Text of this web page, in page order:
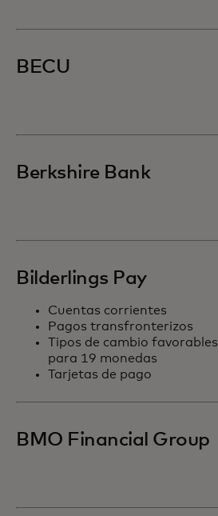
BECU
Berkshire Bank
Bilderlings Pay
Cuentas corrientes
Pagos transfronterizos
Tipos de cambio favorables
para 19 monedas
Tarjetas de pago
BMO Financial Group